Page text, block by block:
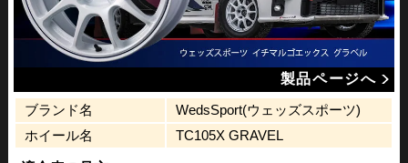
製品ページへ
ブランド名
WedsSport(ウェッズスポーツ)
ホイール名
TC105X GRAVEL